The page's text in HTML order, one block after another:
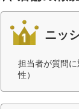
ニッ
担当者が質問
性）